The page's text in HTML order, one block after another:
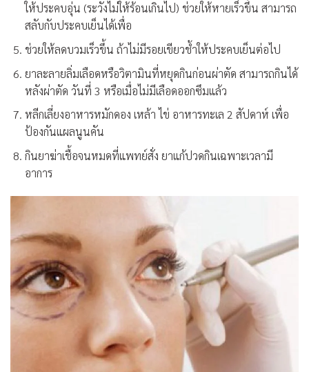
ให้ประคบอุ่น (ระวังไม่ให้ร้อนเกินไป) ช่วยให้หายเร็วขึ้น สามารถ
สลับกับประคบเย็นได้เพื่อ
ช่วยให้ลดบวมเร็วขึ้น ถ้าไม่มีรอยเขียวช้ำให้ประคบเย็นต่อไป
ยาละลายลิ่มเลือดหรือวิตามินที่หยุดกินก่อนผ่าตัด สามารถกินได้
หลังผ่าตัด วันที่ 3 หรือเมื่อไม่มีเลือดออกซึมแล้ว
หลีกเลี่ยงอาหารหมักดอง เหล้า ไข่ อาหารทะเล 2 สัปดาห์ เพื่อ
ป้องกันแผลนูนคัน
กินยาฆ่าเชื้อจนหมดที่แพทย์สั่ง ยาแก้ปวดกินเฉพาะเวลามี
อาการ